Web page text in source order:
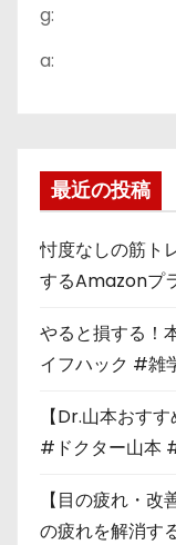
g:
a:
最近の投稿
忖度なしの筋ト
するAmazonプ
やると損する！
イフハック #
【Dr.山本おす
#ドクター山本
【目の疲れ・
の疲れを解消す